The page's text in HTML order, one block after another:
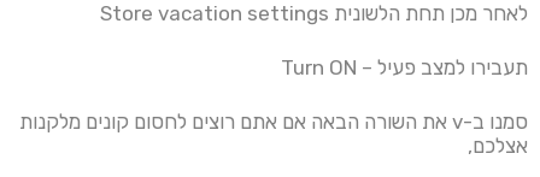
לאחר מכן תחת הלשונית Store vacation settings
תעבירו למצב פעיל – Turn ON
סמנו ב-v את השורה הבאה אם אתם רוצים לחסום קונים מלקנות
אצלכם,